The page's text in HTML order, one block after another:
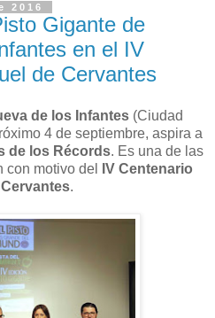
2016
Gigante de
en el IV
de Cervantes
de los Infantes (Ciudad
4 de septiembre, aspira a
de los Récords. Es una de las
con motivo del
IV Centenario
.